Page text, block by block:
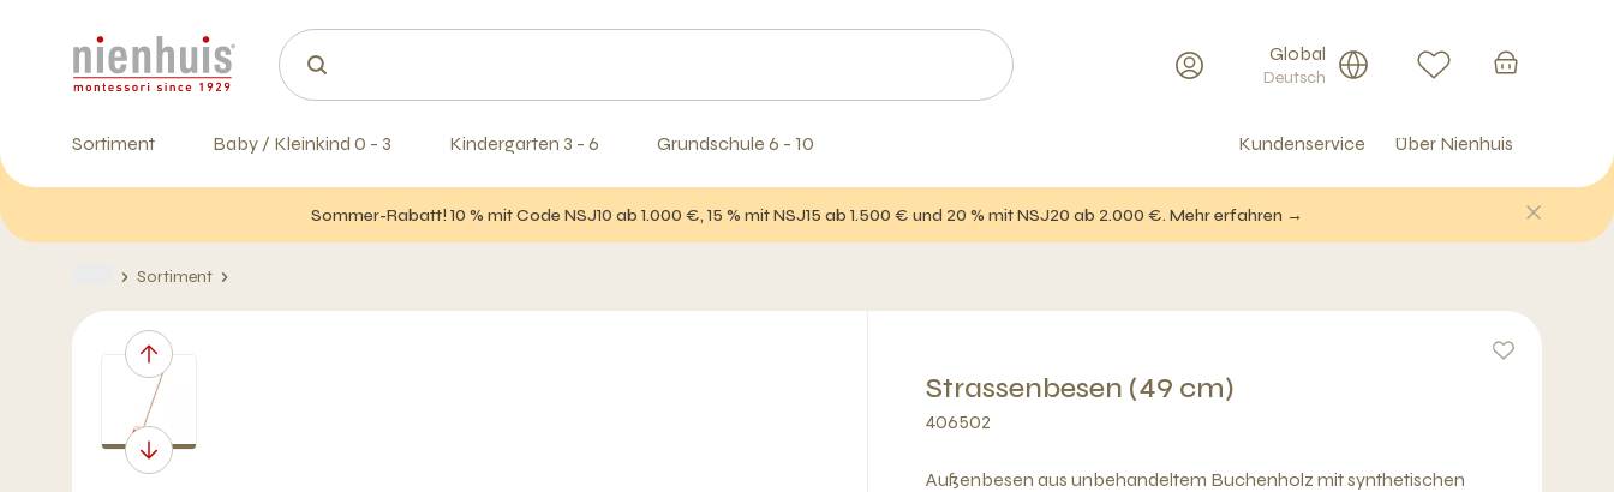
Global
Deutsch
Sortiment Baby / Kleinkind 0 - 3 Kindergarten 3 - 6 Grundschule 6 - 10 Kundenservice Über Nienhuis
Sommer-Rabatt! 10 % mit Code NSJ10 ab 1.000 €, 15 % mit NSJ15 ab 1.500 € und 20 % mit NSJ20 ab 2.000 €. Mehr erfahren →
Sortiment
Strassenbesen (49 cm)
406502
Außenbesen aus unbehandeltem Buchenholz mit synthetischen